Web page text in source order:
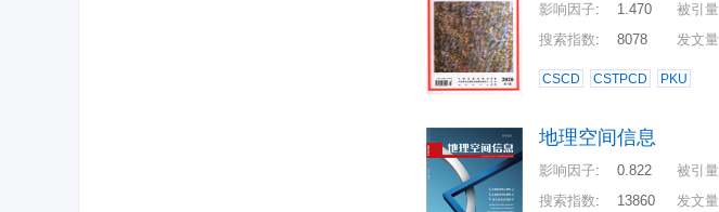
影响因子: 1.470 被引量
搜索指数: 8078 发文量
CSCD CSTPCD PKU
地理空间信息
影响因子: 0.822 被引量
搜索指数: 13860 发文量